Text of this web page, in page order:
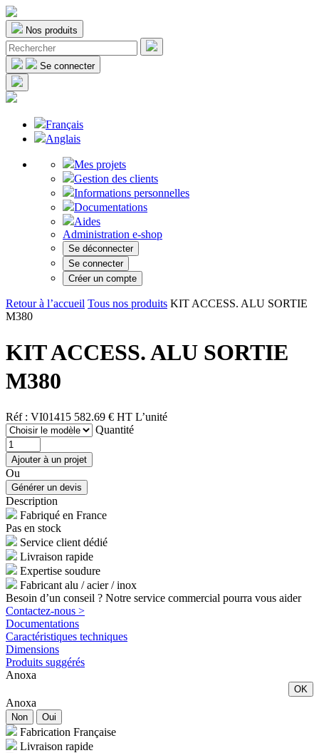
Nos produits
Se connecter
Français
Anglais
Mes projets
Gestion des clients
Informations personnelles
Documentations
Aides
Administration e-shop
Se déconnecter
Se connecter
Créer un compte
Retour à l’accueil Tous nos produits KIT ACCESS. ALU SORTIE
M380
KIT ACCESS. ALU SORTIE
M380
Réf : VI01415 582.69 € HT L’unité
Quantité
Ou
Description
Fabriqué en France
Pas en stock
Service client dédié
Livraison rapide
Expertise soudure
Fabricant alu / acier / inox
Besoin d’un conseil ? Notre service commercial pourra vous aider
Contactez-nous >
Documentations
Caractéristiques techniques
Dimensions
Produits suggérés
Anoxa
OK
Anoxa
Non Oui
Fabrication Française
Livraison rapide